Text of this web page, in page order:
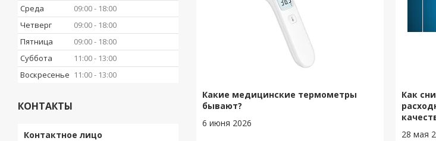
Какие медицинские термометры
бывают?
6 июня 2026
Как
28 мая
Среда
09:00
18:00
Четверг
09:00
18:00
Пятница
09:00
18:00
Суббота
11:00
13:00
Воскресенье 11:00 13:00
КОНТАКТЫ